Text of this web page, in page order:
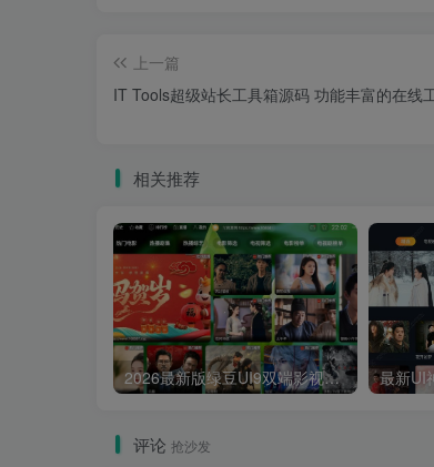
上一篇
IT Tools超级站长工具箱源码 功能丰富的在线
相关推荐
2026最新版绿豆UI9双端影视APP源码
评论 抢沙发